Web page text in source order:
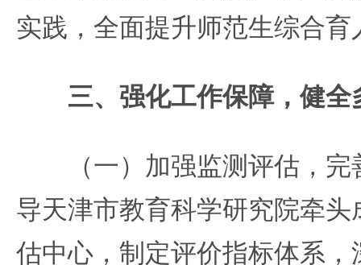
实践，全面提升师范生综合育
三、强化工作保障，健
（一）加强监测评估，完
导天津市教育科学研究院牵
估中心，制定评价指标体系